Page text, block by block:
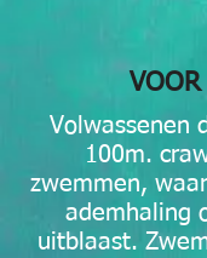
Volwassenen
100m.
zwemmen,
ademhaling
uitblaast.